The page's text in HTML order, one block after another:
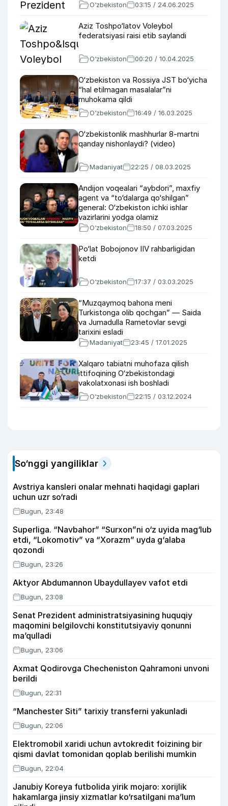
O‘zbekiston 03:15 / 24.06.2025
Aziz Toshpo‘latov Voleybol
federatsiyasi raisi etib saylandi
O‘zbekiston 00:20 / 10.04.2025
O‘zbekiston va Rossiya JST bo‘yicha
“hal etilmagan masalalar”ni
muhokama qildi
O‘zbekiston 16:49 / 16.03.2025
O‘zbekistonlik mashhurlar 8-martni
qanday nishonlaydi? (video)
Madaniyat 22:25 / 08.03.2025
Andijon voqealari “aybdori”, maxfiy
agent va “to‘dalarga qo‘shilgan”
general: O‘zbekiston ichki ishlar
vazirlarini yodga olamiz
O‘zbekiston 18:50 / 07.03.2025
Po‘lat Bobojonov IIV rahbarligidan
ketdi
O‘zbekiston 17:37 / 03.03.2025
“Muzqaymoq bahona meni
Turkistonga olib qochgan” — Saida
va Jumadulla Rametovlar sevgi
tarixini esladi
Madaniyat 23:45 / 17.01.2025
Xalqaro tabiatni muhofaza qilish
ittifoqining O‘zbekistondagi
vakolatxonasi ish boshladi
O‘zbekiston 22:15 / 03.12.2024
So‘nggi yangiliklar
Avstriya kansleri onalar mehnati haqidagi gaplari
uchun uzr so‘radi
Bugun, 23:48
Superliga. “Navbahor” “Surxon”ni o‘z uyida mag‘lub
etdi, “Lokomotiv” va “Xorazm” uyda g‘alaba
qozondi
Bugun, 23:26
Aktyor Abdu­mannon Ubaydullayev vafot etdi
Bugun, 23:08
Senat Prezident administratsiyasining huquqiy
maqomini belgilovchi konstitutsiyaviy qonunni
ma’qulladi
Bugun, 23:06
Axmat Qodirovga Checheniston Qahramoni unvoni
berildi
Bugun, 22:31
“Manchester Siti” tarixiy transferni yakunladi
Bugun, 22:06
Elektromobil xaridi uchun avtokredit foizining bir
qismi davlat tomonidan qoplab berilishi mumkin
Bugun, 22:04
Janubiy Koreya futbolida yirik mojaro: xorijlik
hakamlarga jinsiy xizmatlar ko‘rsatilgani ma’lum